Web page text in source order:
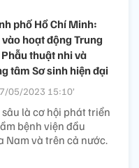
phố Hồ Chí Minh:
hoạt động Trung
thuật nhi và
tâm Sơ sinh hiện đại
05/2023 15:10’
là cơ hội phát triển
bệnh viện đầu
Nam và trên cả nước.